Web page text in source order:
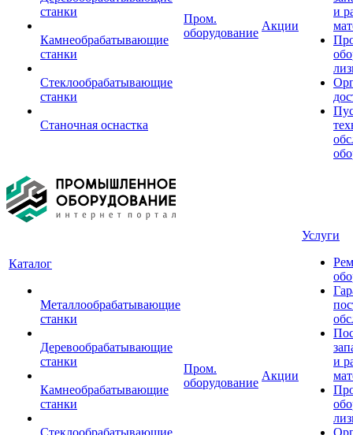
станки
Камнеобрабатывающие
станки
Стеклообрабатывающие
станки
Станочная оснастка
Пром.
оборудование
Акции
и
Каталог
Металлообрабатывающие
станки
Деревообрабатывающие
станки
Камнеобрабатывающие
станки
Стеклообрабатывающие
Пром.
оборудование
Акции
Услуги
и